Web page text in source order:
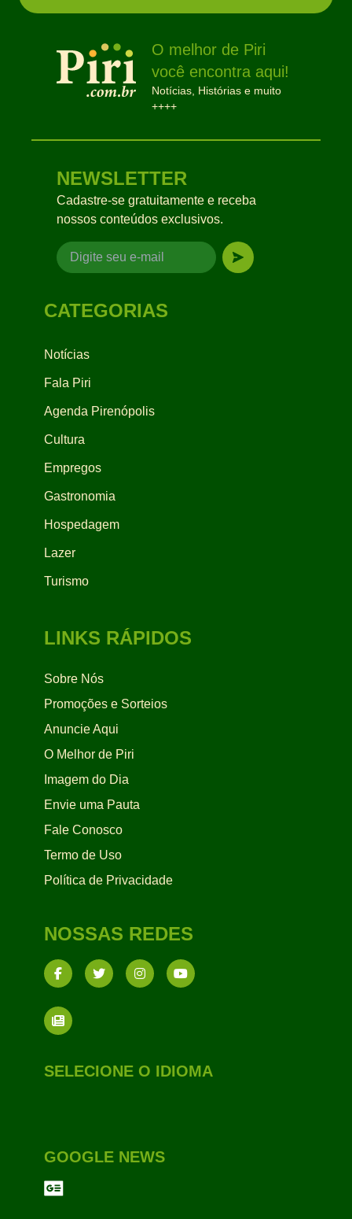
O melhor de Piri
você encontra aqui!
Notícias, Histórias e muito
++++
NEWSLETTER
Cadastre-se gratuitamente e receba
nossos conteúdos exclusivos.
CATEGORIAS
Notícias
Fala Piri
Agenda Pirenópolis
Cultura
Empregos
Gastronomia
Hospedagem
Lazer
Turismo
LINKS RÁPIDOS
Sobre Nós
Promoções e Sorteios
Anuncie Aqui
O Melhor de Piri
Imagem do Dia
Envie uma Pauta
Fale Conosco
Termo de Uso
Política de Privacidade
NOSSAS REDES
SELECIONE O IDIOMA
GOOGLE NEWS